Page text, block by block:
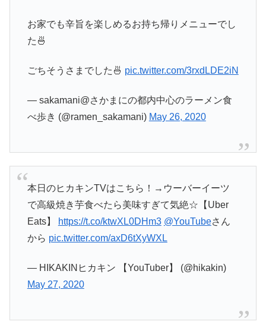
お家でも辛旨を楽しめるお持ち帰りメニューでし
た🍜
ごちそうさまでした🍜 pic.twitter.com/3rxdLDE2iN
— sakamani@さかまにの都内中心のラーメン食
べ歩き (@ramen_sakamani) May 26, 2020
本日のヒカキンTVはこちら！→ウーバーイーツ
で高級焼き芋食べたら美味すぎて気絶☆【Uber
Eats】
https://t.co/ktwXL0DHm3 @YouTubeさん
から pic.twitter.com/axD6tXyWXL
— HIKAKINヒカキン 【YouTuber】 (@hikakin)
May 27, 2020